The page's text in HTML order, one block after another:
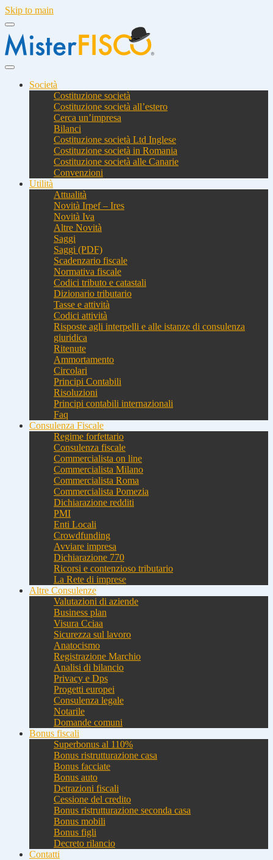
Skip to main
Società
Costituzione società
Costituzione società all’estero
Cerca un’impresa
Bilanci
Costituzione società Ltd Inglese
Costituzione società in Romania
Costituzione società alle Canarie
Convenzioni
Utilità
Attualità
Novità Irpef – Ires
Novità Iva
Altre Novità
Saggi
Saggi (PDF)
Scadenzario fiscale
Normativa fiscale
Codici tributo e catastali
Dizionario tributario
Tasse e attività
Codici attività
Risposte agli interpelli e alle istanze di consulenza
giuridica
Ritenute
Ammortamento
Circolari
Principi Contabili
Risoluzioni
Principi contabili internazionali
Faq
Consulenza Fiscale
Regime forfettario
Consulenza fiscale
Commercialista on line
Commercialista Milano
Commercialista Roma
Commercialista Pomezia
Dichiarazione redditi
PMI
Enti Locali
Crowdfunding
Avviare impresa
Dichiarazione 770
Ricorsi e contenzioso tributario
La Rete di imprese
Altre Consulenze
Valutazioni di aziende
Business plan
Visura Cciaa
Sicurezza sul lavoro
Anatocismo
Registrazione Marchio
Analisi di bilancio
Privacy e Dps
Progetti europei
Consulenza legale
Notarile
Domande comuni
Bonus fiscali
Superbonus al 110%
Bonus ristrutturazione casa
Bonus facciate
Bonus auto
Detrazioni fiscali
Cessione del credito
Bonus ristrutturazione seconda casa
Bonus mobili
Bonus figli
Decreto rilancio
Contatti